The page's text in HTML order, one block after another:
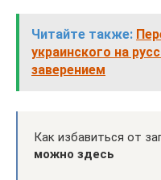
Читайте также:
украинского на
заверением
Как избавиться от
можно здесь